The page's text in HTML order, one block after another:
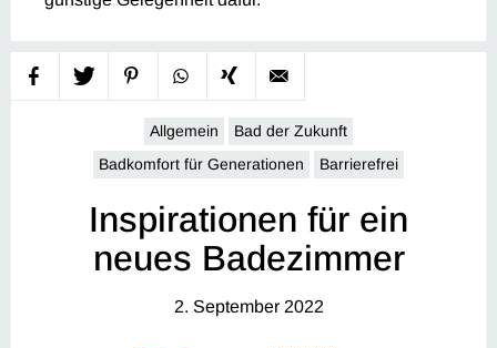
Allgemein
Bad der Zukunft
Badkomfort für Generationen
Barrierefrei
Inspirationen für ein
neues Badezimmer
2. September 2022